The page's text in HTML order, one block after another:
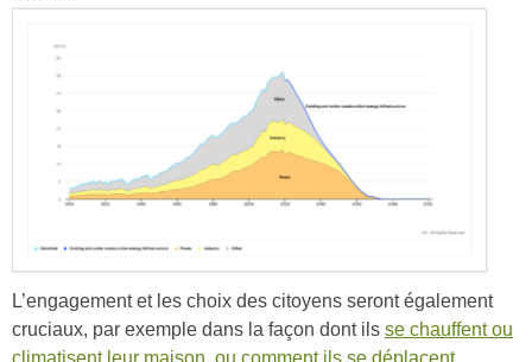
L’engagement et les choix des citoyens seront également
cruciaux, par exemple dans la façon dont ils se chauffent ou
climatisent leur maison, ou comment ils se déplacent.